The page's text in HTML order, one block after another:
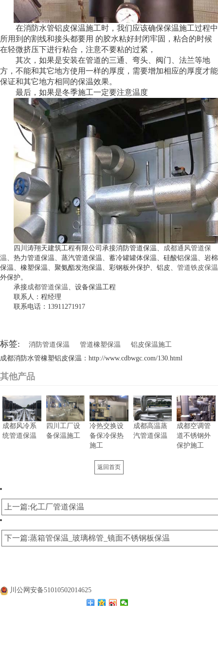
在消防水管铝皮保温施工时，我们应该确保保温施工过程中
所用到的割线和接头都要用 的胶水粘好封闭牢固，粘合的时候
在轻微挤压下进行粘合，注意不要粘的过紧，
其次，如果是安装在管道的三通、弯头、阀门、法兰等地
方，不能和其它地方使用一样的厚度，需要增加相应的厚度才能
保证和其它地方相同的保温效果。
最后，如果是冬季施工一定要注意温度
四川涛翔天建筑工程有限公司承接消防管道保温、 成都通风管道保
温、热力管道保温、蒸汽管道保温、蓄冷罐罐体保温、硅酸铝保温、岩棉
保温、橡塑保温、聚氨酯发泡保温、彩钢板外保护、铝皮、 管道铁皮保温
外保护。
承接成都管道保温、设备保温工程
联系人：程经理
联系电话：13911271917
标签: 消防管道保温 管道橡塑保温
铝皮保温施工
成都消防水管橡塑铝皮保温：http://www.cdbwgc.com/130.html
其他产品
成都风冷系
统管道保温
四川工厂设
备保温施工
冷热交换设
备保冷保热
施工
成都高温蒸
汽管道保温
成都空调管
道不锈钢外
保护施工
返回首页
上一篇:化工厂管道保温
下一篇:蒸箱管保温_玻璃棉管_镜面不锈钢板保温
川公网安备51010502014625